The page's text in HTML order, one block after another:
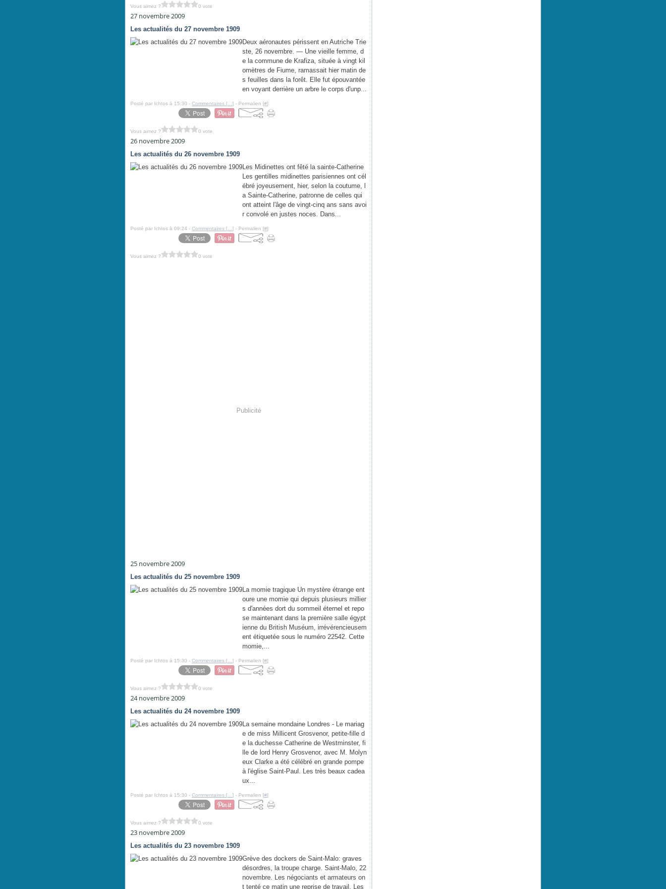
Vous aimez ? 0 vote
27 novembre 2009
Les actualités du 27 novembre 1909
Deux aéronautes périssent en Autriche Trie
ste, 26 novembre. — Une vieille femme, d
e la commune de Krafiza, située à vingt kil
omètres de Fiume, ramassait hier matin de
s feuilles dans la forêt. Elle fut épouvantée
en voyant derrière un arbre le corps d'unp...
Posté par Ichtos à 15:30 - Commentaires [ ] - Permalien [#]
Vous aimez ? 0 vote
26 novembre 2009
Les actualités du 26 novembre 1909
Les Midinettes ont fêté la sainte-Catherine
Les gentilles midinettes parisiennes ont cél
ébré joyeusement, hier, selon la coutume, l
a Sainte-Catherine, patronne de celles qui
ont atteint l'âge de vingt-cinq ans sans avoi
r convolé en justes noces. Dans...
Posté par Ichtos à 09:24 - Commentaires [ ] - Permalien [#]
Vous aimez ? 0 vote
Publicité
25 novembre 2009
Les actualités du 25 novembre 1909
La momie tragique Un mystère étrange ent
oure une momie qui depuis plusieurs millier
s d'années dort du sommeil éternel et repo
se maintenant dans la première salle égypt
ienne du British Muséum, irrévérencieusem
ent étiquetée sous le numéro 22542. Cette
momie,...
Posté par Ichtos à 15:30 - Commentaires [ ] - Permalien [#]
Vous aimez ? 0 vote
24 novembre 2009
Les actualités du 24 novembre 1909
La semaine mondaine Londres - Le mariag
e de miss Millicent Grosvenor, petite-fille d
e la duchesse Catherine de Westminster, fi
lle de lord Henry Grosvenor, avec M. Molyn
eux Clarke a été célébré en grande pompe
à l'église Saint-Paul. Les très beaux cadea
ux...
Posté par Ichtos à 15:30 - Commentaires [ ] - Permalien [#]
Vous aimez ? 0 vote
23 novembre 2009
Les actualités du 23 novembre 1909
Grève des dockers de Saint-Malo: graves
désordres, la troupe charge. Saint-Malo, 22
novembre. Les négociants et armateurs on
t tenté ce matin une reprise de travail. Les